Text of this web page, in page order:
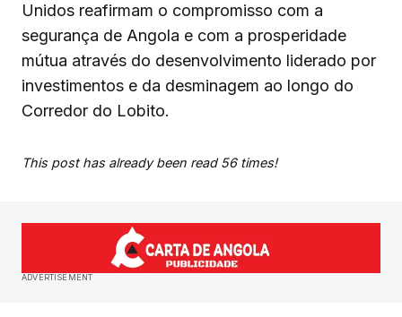
Unidos reafirmam o compromisso com a
segurança de Angola e com a prosperidade
mútua através do desenvolvimento liderado por
investimentos e da desminagem ao longo do
Corredor do Lobito.
This post has already been read 56 times!
ADVERTISEMENT